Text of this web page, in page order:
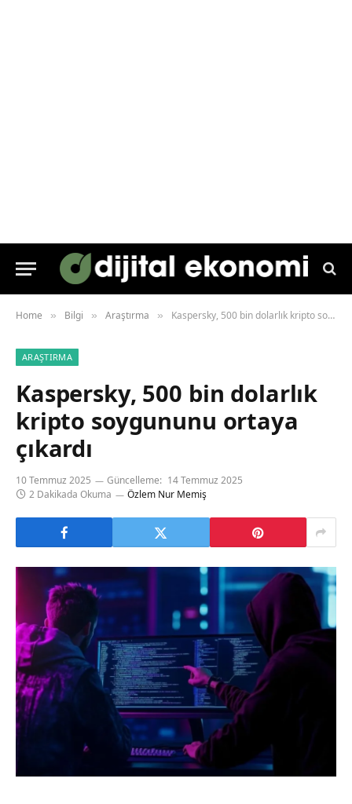
Home » Bilgi » Araştırma » Kaspersky, 500 bin dolarlık kripto soygununu ortaya çıkardı
ARAŞTIRMA
Kaspersky, 500 bin dolarlık
kripto soygununu ortaya
çıkardı
10 Temmuz 2025 Güncelleme: 14 Temmuz 2025
2 Dakikada Okuma
Özlem Nur Memiş